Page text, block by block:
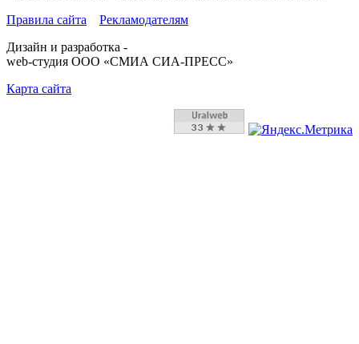
Правила сайта
Рекламодателям
Дизайн и разработка -
web-студия ООО «СМИА СИА-ПРЕСС»
Карта сайта